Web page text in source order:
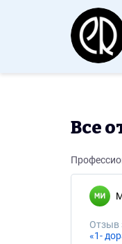
Все
Отзыв